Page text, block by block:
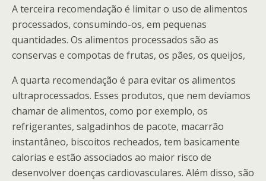
A terceira recomendação é limitar o uso de alimentos
processados, consumindo-os, em pequenas
quantidades. Os alimentos processados são as
conservas e compotas de frutas, os pães, os queijos,
A quarta recomendação é para evitar os alimentos
ultraprocessados. Esses produtos, que nem devíamos
chamar de alimentos, como por exemplo, os
refrigerantes, salgadinhos de pacote, macarrão
instantâneo, biscoitos recheados, tem basicamente
calorias e estão associados ao maior risco de
desenvolver doenças cardiovasculares. Além disso, são